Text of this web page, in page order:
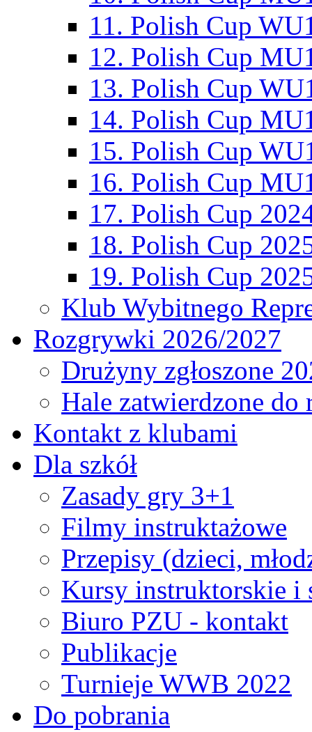
11. Polish Cup
12. Polish Cup
13. Polish Cup
14. Polish Cup
15. Polish Cup
16. Polish Cup
17. Polish Cup
18. Polish Cup
19. Polish Cup
Klub Wybitnego
Rozgrywki 2026/2027
Drużyny zgłoszone
Hale zatwierdzone
Kontakt z klubami
Dla szkół
Zasady gry 3+1
Filmy instruktażowe
Przepisy (dzieci,
Kursy instruktorskie i
Biuro PZU - kontakt
Publikacje
Turnieje WWB 2022
Do pobrania